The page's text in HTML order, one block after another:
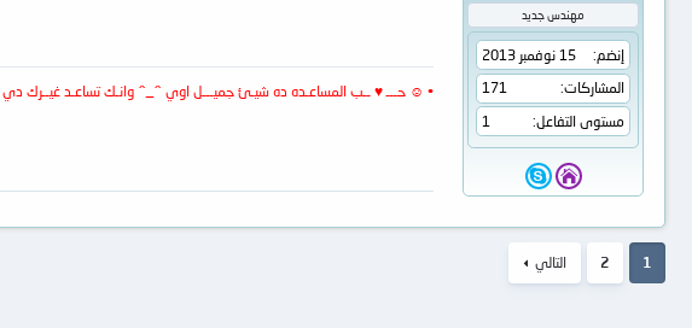
مهندس جديد
إنضم
15 نوفمبر 2013
المشاركات
171
مستوى التفاعل
1
• ☺ حـــ ♥ ــب المساعـده ده شيـئ جميـــل اوي ^_^ وانـك تساعـد غيــرك دي
1
2 التالي